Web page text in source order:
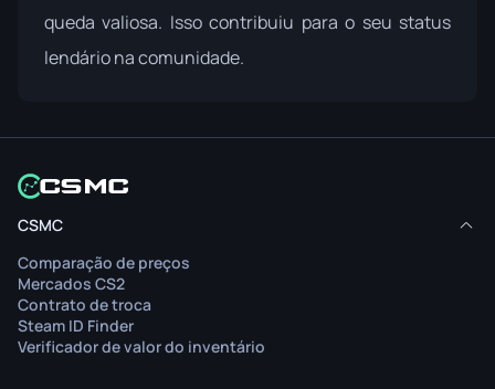
queda valiosa. Isso contribuiu para o seu status
lendário na comunidade.
CSMC
Comparação de preços
Mercados CS2
Contrato de troca
Steam ID Finder
Verificador de valor do inventário